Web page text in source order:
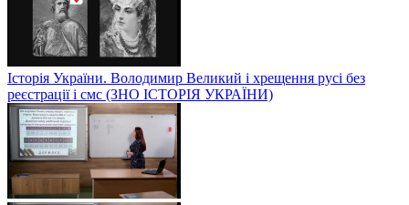
Історія України. Володимир Великий і хрещення русі без
реєстрації і смс (ЗНО ІСТОРІЯ УКРАЇНИ)